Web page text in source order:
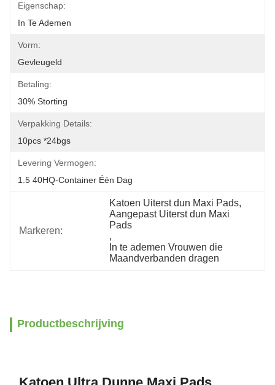
Eigenschap:
In Te Ademen
Vorm:
Gevleugeld
Betaling:
30% Storting
Verpakking Details:
10pcs *24bgs
Levering Vermogen:
1.5 40HQ-Container Één Dag
Markeren:
Katoen Uiterst dun Maxi Pads,
Aangepast Uiterst dun Maxi
Pads
,
In te ademen Vrouwen die
Maandverbanden dragen
Productbeschrijving